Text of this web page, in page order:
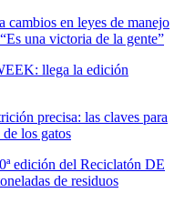
cambios en leyes de manejo
una victoria de la gente”
llega la edición
precisa: las claves para
los gatos
edición del Reciclatón DE
de residuos